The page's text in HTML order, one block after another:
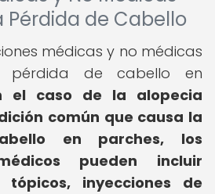
Pérdida de Cabello
médicas y no médicas
de cabello en
el caso de la alopecia
común que causa la
en parches, los
pueden incluir
tópicos, inyecciones de